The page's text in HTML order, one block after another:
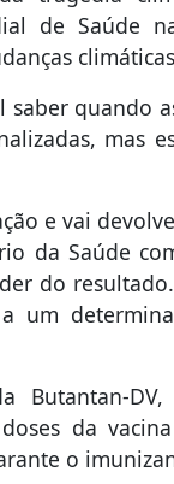
de Saúde
quando
mas
e vai
da Saúde
do
um
Butantan-
da
o